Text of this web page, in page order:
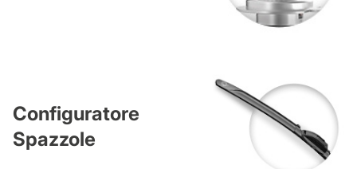
Configuratore
Spazzole